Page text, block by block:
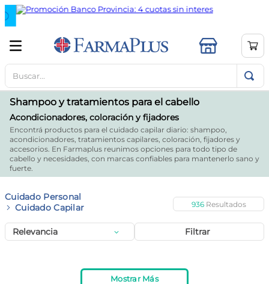
Buscar...
Shampoo y tratamientos para el cabello
Acondicionadores, coloración y fijadores
Encontrá productos para el cuidado capilar diario: shampoo,
acondicionadores, tratamientos capilares, coloración, fijadores y
accesorios. En Farmaplus reunimos opciones para todo tipo de
cabello y necesidades, con marcas confiables para mantenerlo sano y
fuerte.
Cuidado Personal
Cuidado Capilar
936
Filtrar
Relevancia
Mostrar Más
TÉRMINOS MÁS BUSCADOS
1.
mela b3
2
creatina
3.
cerave limpieza
4.
loreal
5.
shampoo
6.
ibuprofeno
8.
contorno ojos